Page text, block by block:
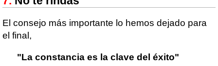
El consejo más importante lo hemos dejado para
el final,
"La constancia es la clave del éxito"